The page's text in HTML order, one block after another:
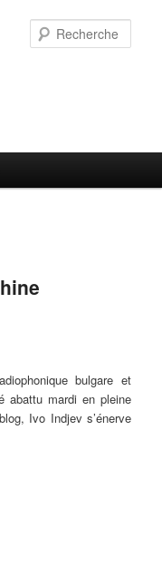
bulgare et
abattu mardi en pleine
Ivo Indjev s’énerve